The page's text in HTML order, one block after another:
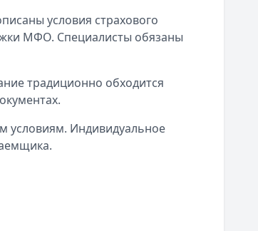
условия страхового
МФО. Специалисты обязаны
традиционно обходится
условиям. Индивидуальное